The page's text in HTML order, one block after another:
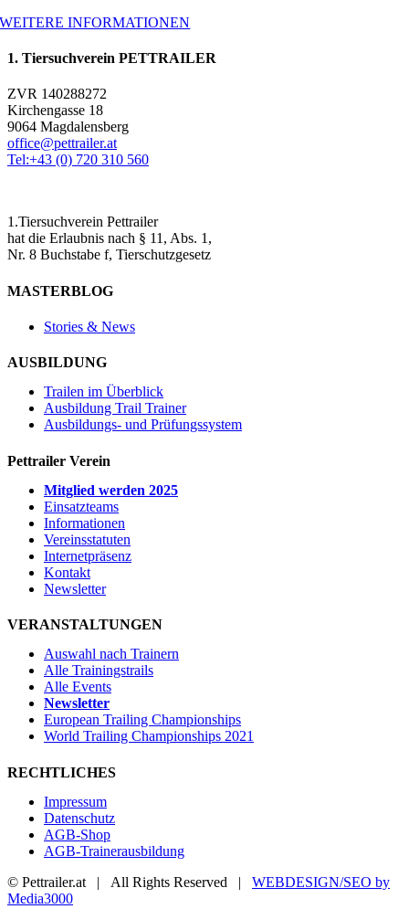
WEITERE INFORMATIONEN
1. Tiersuchverein PETTRAILER
ZVR 140288272
Kirchengasse 18
9064 Magdalensberg
office@pettrailer.at
Tel:+43 (0) 720 310 560
1.Tiersuchverein Pettrailer
hat die Erlaubnis nach § 11, Abs. 1,
Nr. 8 Buchstabe f, Tierschutzgesetz
MASTERBLOG
Stories & News
AUSBILDUNG
Trailen im Überblick
Ausbildung Trail Trainer
Ausbildungs- und Prüfungssystem
Pettrailer Verein
Mitglied werden 2025
Einsatzteams
Informationen
Vereinsstatuten
Internetpräsenz
Kontakt
Newsletter
VERANSTALTUNGEN
Auswahl nach Trainern
Alle Trainingstrails
Alle Events
Newsletter
European Trailing Championships
World Trailing Championships 2021
RECHTLICHES
Impressum
Datenschutz
AGB-Shop
AGB-Trainerausbildung
© Pettrailer.at | All Rights Reserved | WEBDESIGN/SEO by
Media3000